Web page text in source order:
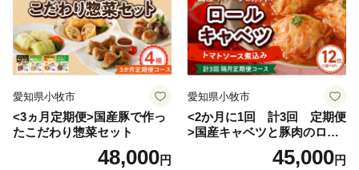
愛知県小牧市
<3ヵ月定期便>国産豚で作っ
たこだわり惣菜セット
48,000円
愛知県小牧市
<2か月に1回 計3回 定期便
>国産キャベツと豚肉のロー
ルキャベツ（6P入り）
45,000円